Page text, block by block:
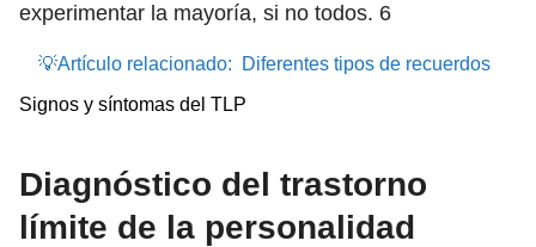
experimentar la mayoría, si no todos. 6
💡Artículo relacionado:
Diferentes tipos de recuerdos
Signos y síntomas del TLP
Diagnóstico del trastorno
límite de la personalidad